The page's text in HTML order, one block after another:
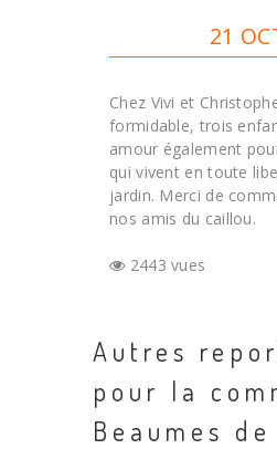
21
Chez Vivi et
formidable, trois
amour également
qui vivent en toute
jardin. Merci de
nos amis du caillou.
2443 vues
Autres
pour la
Beaumes